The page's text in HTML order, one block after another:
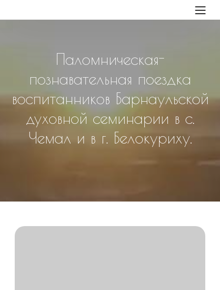
Паломническая-
познавательная поездка
воспитанников Барнаульской
духовной семинарии в с.
Чемал и в г. Белокуриху.